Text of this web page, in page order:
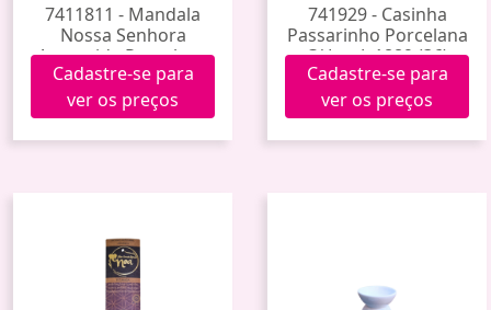
7411811 - Mandala
Nossa Senhora
Aparecida Porcelana
Hxgy-018 (60)
Cadastre-se para
ver os preços
741929 - Casinha
Passarinho Porcelana
C/ Luz Jy1889 (36)
Cadastre-se para
ver os preços